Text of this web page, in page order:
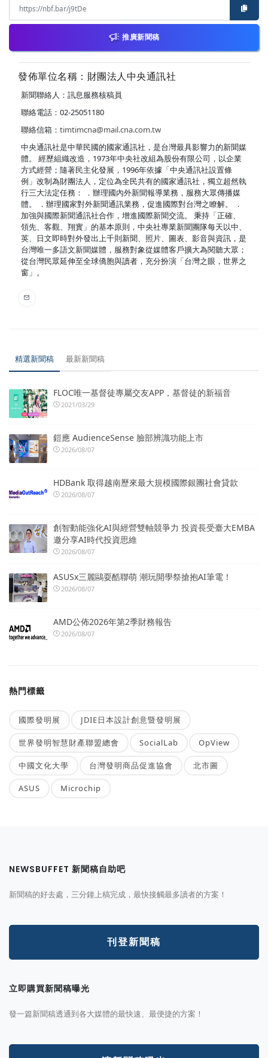
推廣新聞稿
發佈單位名稱：財團法人中央通訊社
新聞聯絡人：訊息服務核稿員
聯絡電話：02-25051180
聯絡信箱： timtimcna@mail.cna.com.tw
中央通訊社是中華民國的國家通訊社，是台灣最具影響力的新聞媒
體。 經歷組織改造，1973年中央社改組為股份有限公司，以企業
方式經營；隨著民主化發展，1996年依據「中央通訊社設置條
例」改制為財團法人，定位為全民共有的國家通訊社，獨立超然執
行三大法定任務： ．辦理國內外新聞報導業務，服務大眾傳播媒
體。 ．辦理國家對外新聞通訊業務，促進國際對台灣之瞭解。 ．
加強與國際新聞通訊社合作，增進國際新聞交流。 秉持「正確、
領先、客觀、翔實」的基本原則，中央社專業新聞團隊每天以中、
英、日文即時對外發出上千則新聞、照片、圖表、影音與資訊，是
台灣唯一多語文新聞媒體，服務對象從媒體客戶擴大為閱聽大眾；
從台灣民眾延伸至全球僑胞與讀者，充分扮演「台灣之眼，世界之
窗」。
精選新聞稿 最新新聞稿
FLOC唯一基督徒專屬交友APP，基督徒的新福音
2021/03/29
鎧應 AudienceSense 臉部辨識功能上市
2026/08/07
HDBank 取得越南歷來最大規模國際銀團社會貸款
2026/08/07
創智動能強化AI與經營雙軸競爭力 投資長受臺大EMBA
邀分享AI時代投資思維
2026/08/07
ASUSx三麗鷗耍酷聯萌 潮玩開學祭搶抱AI筆電！
2026/08/07
AMD公佈2026年第2季財務報告
2026/08/07
熱門標籤
國際發明展 JDIE日本設計創意暨發明展
世界發明智慧財產聯盟總會 SocialLab OpView
中國文化大學 台灣發明商品促進協會 北市圖
ASUS Microchip
NEWSBUFFET 新聞稿自助吧
新聞稿的好去處，三分鐘上稿完成，最快接觸最多讀者的方案！
刊登新聞稿
立即購買新聞稿曝光
發一篇新聞稿透通到各大媒體的最快速、最便捷的方案！